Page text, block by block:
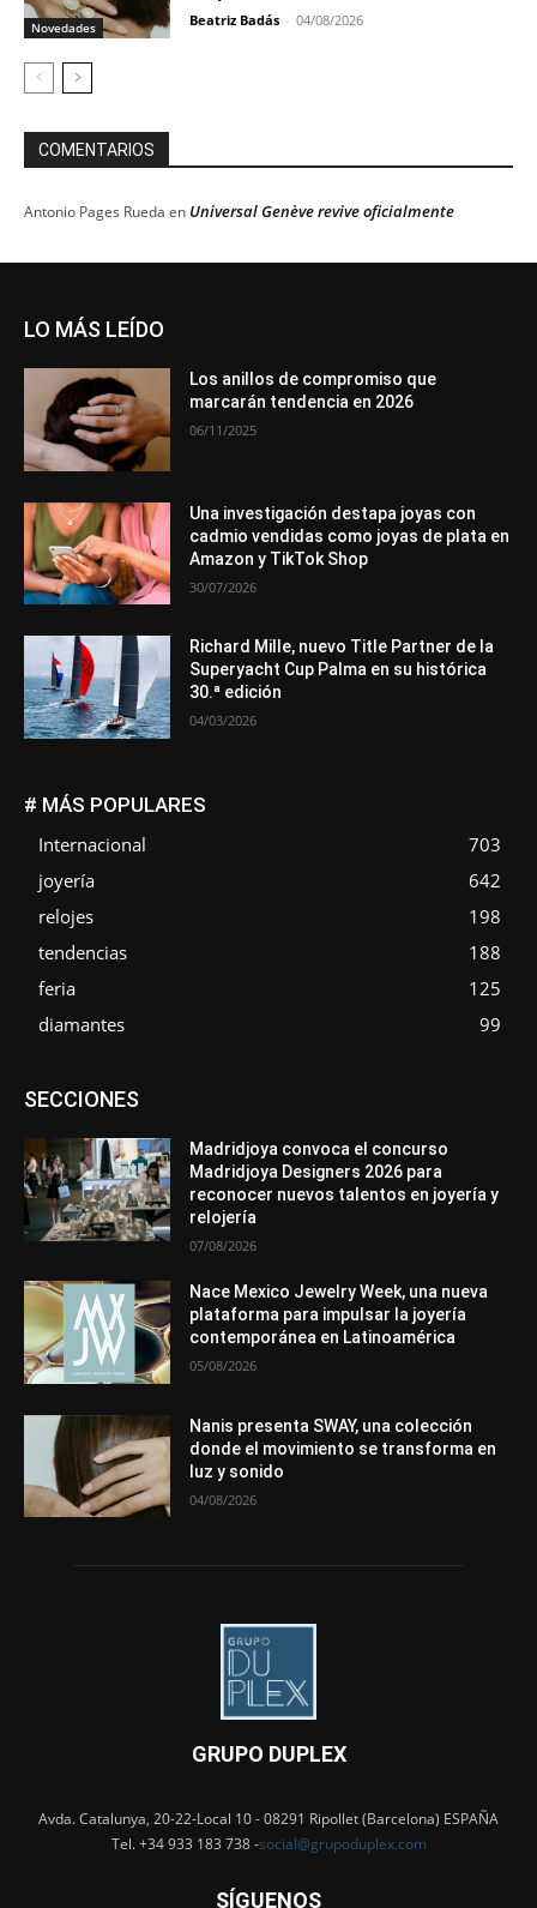
Novedades Beatriz Badás - 04/08/2026
COMENTARIOS
Antonio Pages Rueda en Universal Genève revive oficialmente
LO MÁS LEÍDO
Los anillos de compromiso que
marcarán tendencia en 2026
06/11/2025
Una investigación destapa joyas con
cadmio vendidas como joyas de plata en
Amazon y TikTok Shop
30/07/2026
Richard Mille, nuevo Title Partner de la
Superyacht Cup Palma en su histórica
30.ª edición
04/03/2026
# MÁS POPULARES
Internacional
703
joyería
642
relojes
198
tendencias
188
feria
125
diamantes
99
SECCIONESAsociaciones
Entrevistas
Opiniones
Premios Secciones
Madridjoya convoca el concurso
Madridjoya Designers 2026 para
reconocer nuevos talentos en joyería y
relojería
07/08/2026
Nace Mexico Jewelry Week, una nueva
plataforma para impulsar la joyería
contemporánea en Latinoamérica
05/08/2026
Nanis presenta SWAY, una colección
donde el movimiento se transforma en
luz y sonido
04/08/2026
GRUPO DUPLEX
Avda. Catalunya, 20-22-Local 10 - 08291 Ripollet (Barcelona) ESPAÑA
Tel. +34 933 183 738 -social@grupoduplex.com
SÍGUENOS